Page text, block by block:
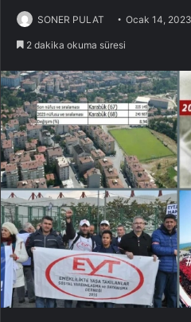
SONER PULAT Ocak 14, 2023
2 dakika okuma süresi